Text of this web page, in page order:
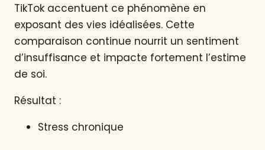
TikTok accentuent ce phénomène en
exposant des vies idéalisées. Cette
comparaison continue nourrit un sentiment
d’insuffisance et impacte fortement l’estime
de soi.
Résultat :
Stress chronique